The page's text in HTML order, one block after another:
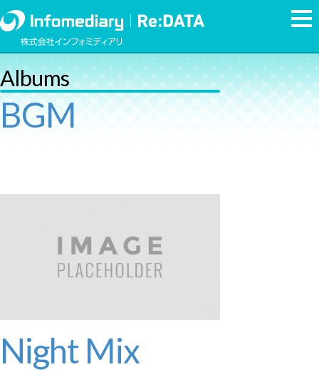
Albums
BGM
Night Mix